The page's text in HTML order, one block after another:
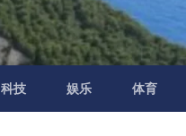
科技 娱乐 体育